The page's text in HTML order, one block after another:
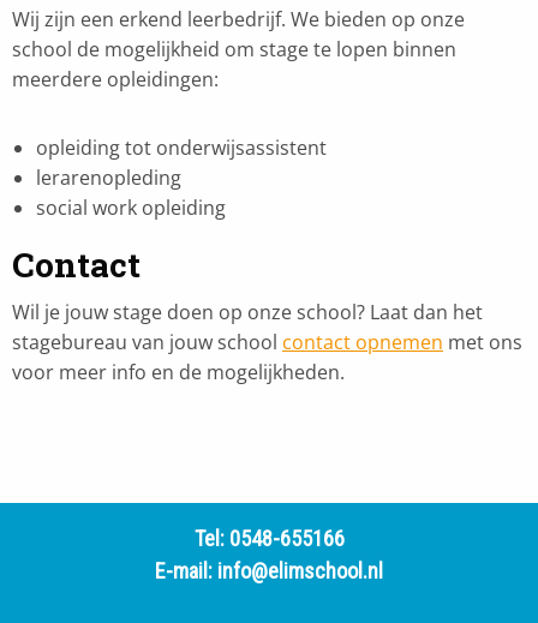
Wij zijn een erkend leerbedrijf. We bieden op onze
school de mogelijkheid om stage te lopen binnen
meerdere opleidingen:
opleiding tot onderwijsassistent
lerarenopleding
social work opleiding
Contact
Wil je jouw stage doen op onze school? Laat dan het
stagebureau van jouw school contact opnemen met ons
voor meer info en de mogelijkheden.
Tel: 0548-655166
E-mail: info@elimschool.nl